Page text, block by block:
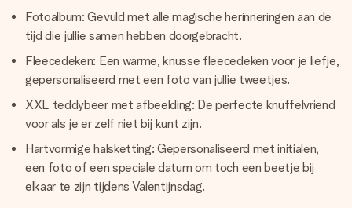
Fotoalbum: Gevuld met alle magische herinneringen aan de
tijd die jullie samen hebben doorgebracht.
Fleecedeken: Een warme, knusse fleecedeken voor je liefje,
gepersonaliseerd met een foto van jullie tweetjes.
XXL teddybeer met afbeelding: De perfecte knuffelvriend
voor als je er zelf niet bij kunt zijn.
Hartvormige halsketting: Gepersonaliseerd met initialen,
een foto of een speciale datum om toch een beetje bij
elkaar te zijn tijdens Valentijnsdag.